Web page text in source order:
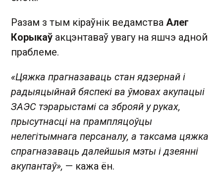
Разам з тым кіраўнік ведамства Алег
Корыкаў акцэнтаваў увагу на яшчэ адной
праблеме.
«Цяжка прагназаваць стан ядзернай і
радыяцыйнай бяспекі ва ўмовах акупацыі
ЗАЭС тэрарыстамі са зброяй у руках,
прысутнасці на прампляцоўцы
нелегітымнага персаналу, а таксама цяжка
спрагназаваць далейшыя мэты і дзеянні
акупантаў», — кажа ён.